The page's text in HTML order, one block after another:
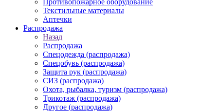
Противопожарное оборудование
Текстильные материалы
Аптечки
Распродажа
Назад
Распродажа
Спецодежда (распродажа)
Спецобувь (распродажа)
Защита рук (распродажа)
СИЗ (распродажа)
Охота, рыбалка, туризм (распродажа)
Трикотаж (распродажа)
Другое (распродажа)